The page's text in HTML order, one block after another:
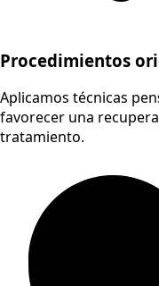
Procedimientos
Aplicamos técnicas
favorecer una
tratamiento.